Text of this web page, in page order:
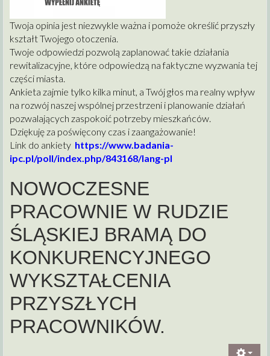
Twoja opinia jest niezwykle ważna i pomoże określić przyszły
kształt Twojego otoczenia.
Twoje odpowiedzi pozwolą zaplanować takie działania
rewitalizacyjne, które odpowiedzą na faktyczne wyzwania tej
części miasta.
Ankieta zajmie tylko kilka minut, a Twój głos ma realny wpływ
na rozwój naszej wspólnej przestrzeni i planowanie działań
pozwalających zaspokoić potrzeby mieszkańców.
Dziękuję za poświęcony czas i zaangażowanie!
Link do ankiety https://www.badania-
ipc.pl/poll/index.php/843168/lang-pl
NOWOCZESNE
PRACOWNIE W RUDZIE
ŚLĄSKIEJ BRAMĄ DO
KONKURENCYJNEGO
WYKSZTAŁCENIA
PRZYSZŁYCH
PRACOWNIKÓW.